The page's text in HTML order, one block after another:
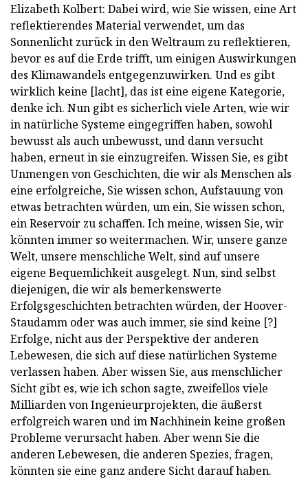
Elizabeth Kolbert: Dabei wird, wie Sie wissen, eine Art
reflektierendes Material verwendet, um das
Sonnenlicht zurück in den Weltraum zu reflektieren,
bevor es auf die Erde trifft, um einigen Auswirkungen
des Klimawandels entgegenzuwirken. Und es gibt
wirklich keine [lacht], das ist eine eigene Kategorie,
denke ich. Nun gibt es sicherlich viele Arten, wie wir
in natürliche Systeme eingegriffen haben, sowohl
bewusst als auch unbewusst, und dann versucht
haben, erneut in sie einzugreifen. Wissen Sie, es gibt
Unmengen von Geschichten, die wir als Menschen als
eine erfolgreiche, Sie wissen schon, Aufstauung von
etwas betrachten würden, um ein, Sie wissen schon,
ein Reservoir zu schaffen. Ich meine, wissen Sie, wir
könnten immer so weitermachen. Wir, unsere ganze
Welt, unsere menschliche Welt, sind auf unsere
eigene Bequemlichkeit ausgelegt. Nun, sind selbst
diejenigen, die wir als bemerkenswerte
Erfolgsgeschichten betrachten würden, der Hoover-
Staudamm oder was auch immer, sie sind keine [?]
Erfolge, nicht aus der Perspektive der anderen
Lebewesen, die sich auf diese natürlichen Systeme
verlassen haben. Aber wissen Sie, aus menschlicher
Sicht gibt es, wie ich schon sagte, zweifellos viele
Milliarden von Ingenieurprojekten, die äußerst
erfolgreich waren und im Nachhinein keine großen
Probleme verursacht haben. Aber wenn Sie die
anderen Lebewesen, die anderen Spezies, fragen,
könnten sie eine ganz andere Sicht darauf haben.